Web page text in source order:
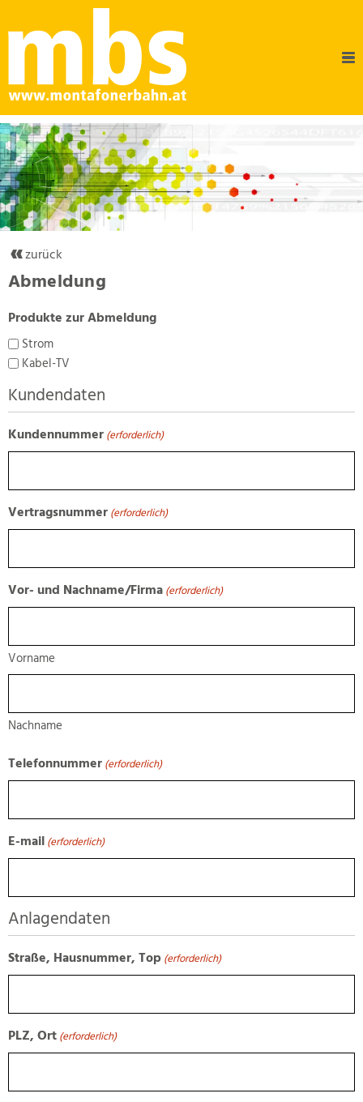
zurück
Abmeldung
Produkte zur Abmeldung
Strom
Kabel-TV
Kundendaten
Kundennummer(erforderlich)
Vertragsnummer(erforderlich)
Vor- und Nachname/Firma(erforderlich)
Vorname
Nachname
Telefonnummer(erforderlich)
E-mail(erforderlich)
Anlagendaten
Straße, Hausnummer, Top(erforderlich)
PLZ, Ort(erforderlich)